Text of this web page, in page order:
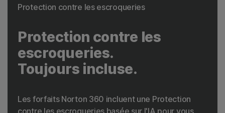
Protection contre les escroqueries
Protection contre les
escroqueries.
Toujours incluse.
Les forfaits Norton 360 incluent une Protection
contre les escroqueries basée sur l'IA pour vous